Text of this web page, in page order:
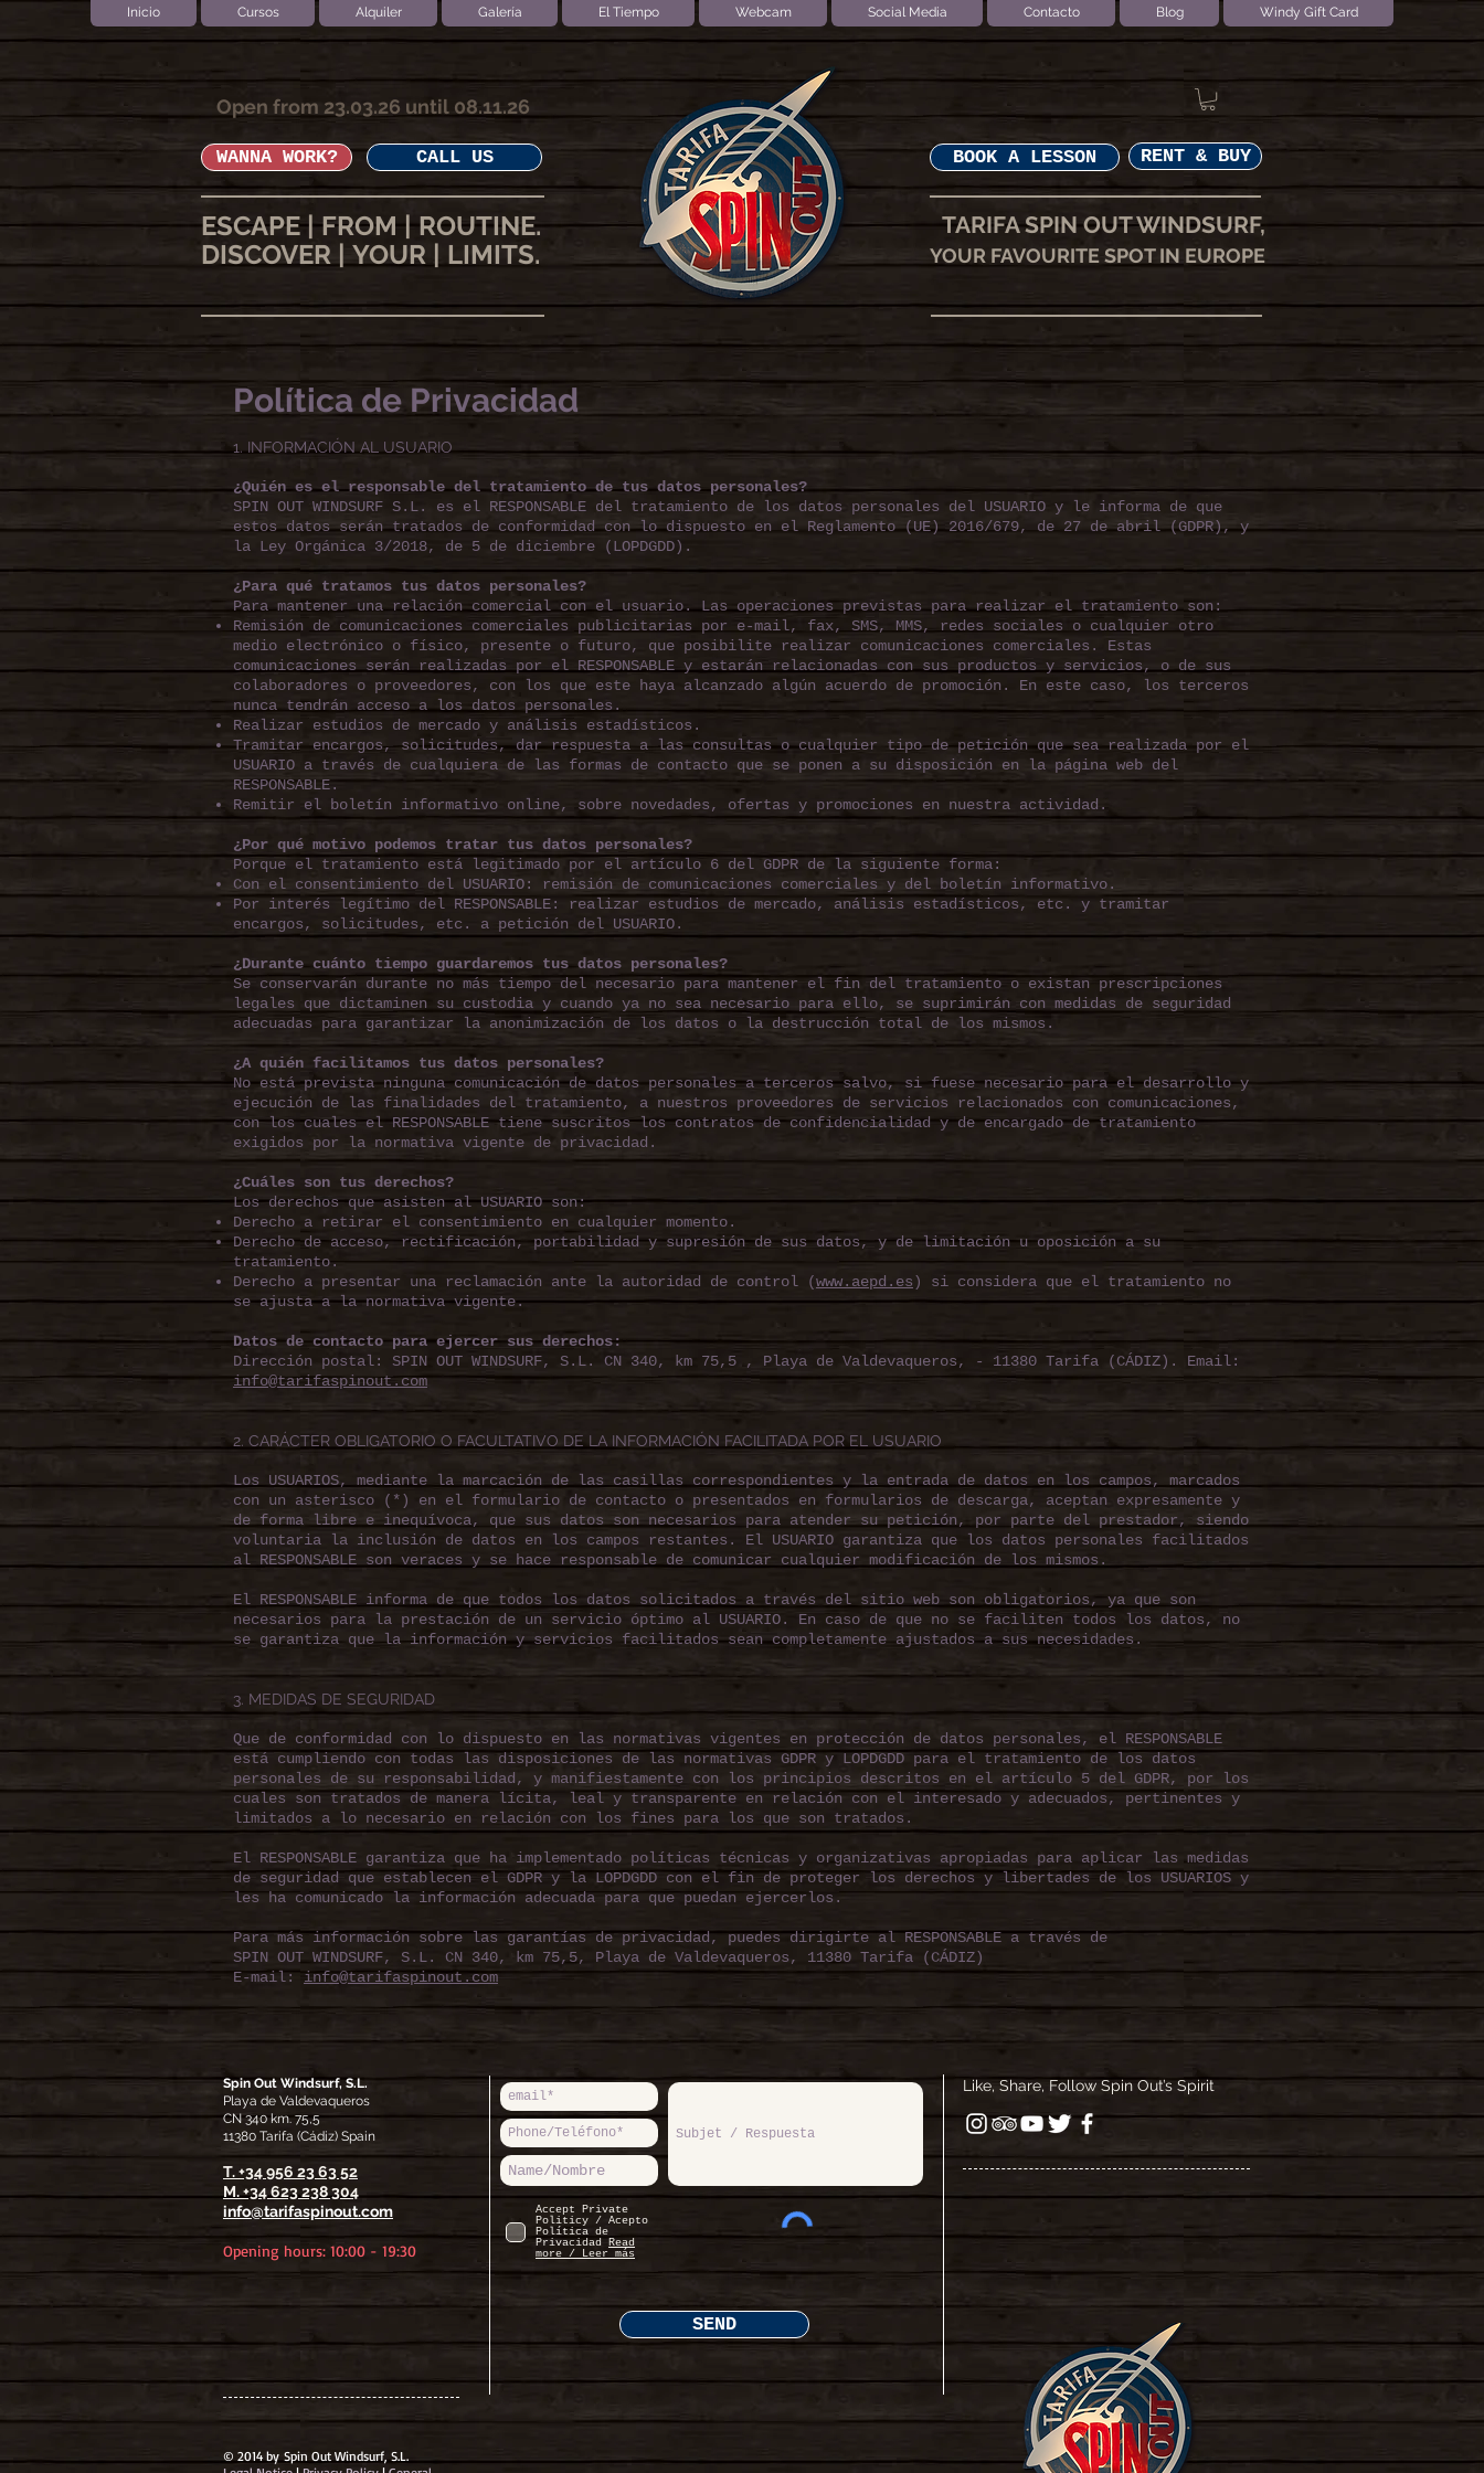
Inicio Cursos Alquiler Galería El Tiempo Webcam Social Media Contacto Blog Windy Gift Card
Open from 23.03.26 until 08.11.26
WANNA WORK? CALL US
ESCAPE | FROM | ROUTINE.
DISCOVER | YOUR | LIMITS.
BOOK A LESSON RENT & BUY
TARIFA SPIN OUT WINDSURF,
YOUR FAVOURITE SPOT IN EUROPE
Política de Privacidad
1. INFORMACIÓN AL USUARIO
¿Quién es el responsable del tratamiento de tus datos personales?
SPIN OUT WINDSURF S.L. es el RESPONSABLE del tratamiento de los datos personales del USUARIO y le informa de que
estos datos serán tratados de conformidad con lo dispuesto en el Reglamento (UE) 2016/679, de 27 de abril (GDPR), y
la Ley Orgánica 3/2018, de 5 de diciembre (LOPDGDD).
¿Para qué tratamos tus datos personales?
Para mantener una relación comercial con el usuario. Las operaciones previstas para realizar el tratamiento son:
Remisión de comunicaciones comerciales publicitarias por e-mail, fax, SMS, MMS, redes sociales o cualquier otro
medio electrónico o físico, presente o futuro, que posibilite realizar comunicaciones comerciales. Estas
comunicaciones serán realizadas por el RESPONSABLE y estarán relacionadas con sus productos y servicios, o de sus
colaboradores o proveedores, con los que este haya alcanzado algún acuerdo de promoción. En este caso, los terceros
nunca tendrán acceso a los datos personales.
Realizar estudios de mercado y análisis estadísticos.
Tramitar encargos, solicitudes, dar respuesta a las consultas o cualquier tipo de petición que sea realizada por el
USUARIO a través de cualquiera de las formas de contacto que se ponen a su disposición en la página web del
RESPONSABLE.
Remitir el boletín informativo online, sobre novedades, ofertas y promociones en nuestra actividad.
¿Por qué motivo podemos tratar tus datos personales?
Porque el tratamiento está legitimado por el artículo 6 del GDPR de la siguiente forma:
Con el consentimiento del USUARIO: remisión de comunicaciones comerciales y del boletín informativo.
Por interés legítimo del RESPONSABLE: realizar estudios de mercado, análisis estadísticos, etc. y tramitar
encargos, solicitudes, etc. a petición del USUARIO.
¿Durante cuánto tiempo guardaremos tus datos personales?
Se conservarán durante no más tiempo del necesario para mantener el fin del tratamiento o existan prescripciones
legales que dictaminen su custodia y cuando ya no sea necesario para ello, se suprimirán con medidas de seguridad
adecuadas para garantizar la anonimización de los datos o la destrucción total de los mismos.
¿A quién facilitamos tus datos personales?
No está prevista ninguna comunicación de datos personales a terceros salvo, si fuese necesario para el desarrollo y
ejecución de las finalidades del tratamiento, a nuestros proveedores de servicios relacionados con comunicaciones,
con los cuales el RESPONSABLE tiene suscritos los contratos de confidencialidad y de encargado de tratamiento
exigidos por la normativa vigente de privacidad.
¿Cuáles son tus derechos?
Los derechos que asisten al USUARIO son:
Derecho a retirar el consentimiento en cualquier momento.
Derecho de acceso, rectificación, portabilidad y supresión de sus datos, y de limitación u oposición a su
tratamiento.
Derecho a presentar una reclamación ante la autoridad de control (www.aepd.es) si considera que el tratamiento no
se ajusta a la normativa vigente.
Datos de contacto para ejercer sus derechos:
Dirección postal: SPIN OUT WINDSURF, S.L. CN 340, km 75,5 , Playa de Valdevaqueros, - 11380 Tarifa (CÁDIZ). Email:
info@tarifaspinout.com
2. CARÁCTER OBLIGATORIO O FACULTATIVO DE LA INFORMACIÓN FACILITADA POR EL USUARIO
Los USUARIOS, mediante la marcación de las casillas correspondientes y la entrada de datos en los campos, marcados
con un asterisco (*) en el formulario de contacto o presentados en formularios de descarga, aceptan expresamente y
de forma libre e inequívoca, que sus datos son necesarios para atender su petición, por parte del prestador, siendo
voluntaria la inclusión de datos en los campos restantes. El USUARIO garantiza que los datos personales facilitados
al RESPONSABLE son veraces y se hace responsable de comunicar cualquier modificación de los mismos.
El RESPONSABLE informa de que todos los datos solicitados a través del sitio web son obligatorios, ya que son
necesarios para la prestación de un servicio óptimo al USUARIO. En caso de que no se faciliten todos los datos, no
se garantiza que la información y servicios facilitados sean completamente ajustados a sus necesidades.
3. MEDIDAS DE SEGURIDAD
Que de conformidad con lo dispuesto en las normativas vigentes en protección de datos personales, el RESPONSABLE
está cumpliendo con todas las disposiciones de las normativas GDPR y LOPDGDD para el tratamiento de los datos
personales de su responsabilidad, y manifiestamente con los principios descritos en el artículo 5 del GDPR, por los
cuales son tratados de manera lícita, leal y transparente en relación con el interesado y adecuados, pertinentes y
limitados a lo necesario en relación con los fines para los que son tratados.
El RESPONSABLE garantiza que ha implementado políticas técnicas y organizativas apropiadas para aplicar las medidas
de seguridad que establecen el GDPR y la LOPDGDD con el fin de proteger los derechos y libertades de los USUARIOS y
les ha comunicado la información adecuada para que puedan ejercerlos.
Para más información sobre las garantías de privacidad, puedes dirigirte al RESPONSABLE a través de
SPIN OUT WINDSURF, S.L. CN 340, km 75,5, Playa de Valdevaqueros, 11380 Tarifa (CÁDIZ)
E-mail: info@tarifaspinout.com
Spin Out Windsurf, S.L.
Playa de Valdevaqueros
CN 340 km. 75,5
11380 Tarifa (Cádiz) Spain
T. +34 956 23 63 52
M.+34 623 238 304
info@tarifaspinout.com
Opening hours: 10:00 - 19:30
Accept Private
Politicy / Acepto
Política de
Privacidad
Read
more / Leer más
SEND
© 2014 by Spin Out Windsurf, S.L.
Like, Share, Follow Spin Out’s Spirit